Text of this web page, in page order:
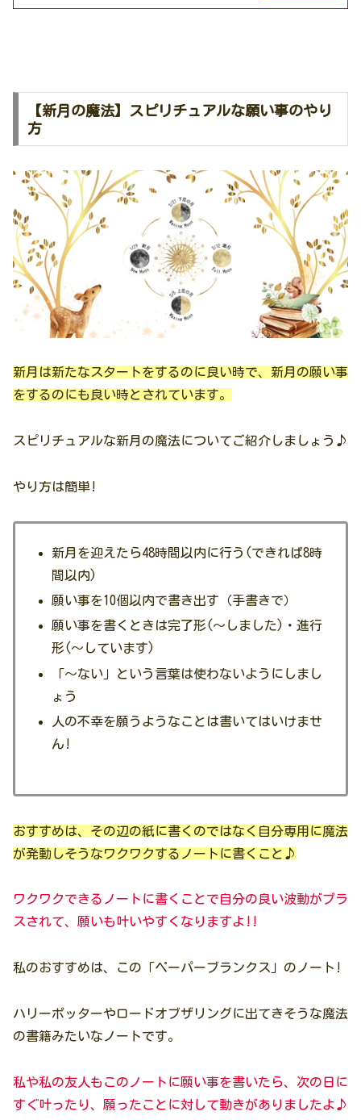
【新月の魔法】スピリチュアルな願い事のやり
方
新月は新たなスタートをするのに良い時で、新月の願い事
をするのにも良い時とされています。
スピリチュアルな新月の魔法についてご紹介しましょう♪
やり方は簡単!
新月を迎えたら48時間以内に行う(できれば8時
間以内)
願い事を10個以内で書き出す（手書きで）
願い事を書くときは完了形(〜しました)・進行
形(〜しています)
「〜ない」という言葉は使わないようにしまし
ょう
人の不幸を願うようなことは書いてはいけませ
ん!
おすすめは、その辺の紙に書くのではなく自分専用に魔法
が発動しそうなワクワクするノートに書くこと♪
ワクワクできるノートに書くことで自分の良い波動がプラ
スされて、願いも叶いやすくなりますよ!!
私のおすすめは、この「ペーパーブランクス」のノート!
ハリーポッターやロードオブザリングに出てきそうな魔法
の書籍みたいなノートです。
私や私の友人もこのノートに願い事を書いたら、次の日に
すぐ叶ったり、願ったことに対して動きがありましたよ♪